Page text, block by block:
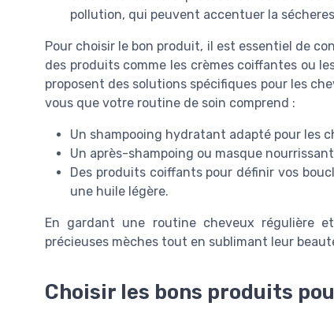
pollution, qui peuvent accentuer la
Pour choisir le bon produit, il est essentiel de
des produits comme les crèmes coiffantes ou
proposent des solutions spécifiques pour les
vous que votre routine de soin comprend :
Un shampooing hydratant adapté pour les
Un après-shampoing ou masque nourrissant
Des produits coiffants pour définir vos
une huile légère.
En gardant une routine cheveux régulière
précieuses mèches tout en sublimant leur
Choisir les bons produits